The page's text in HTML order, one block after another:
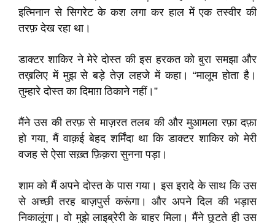
इत्मिनान से सिगरेट के कश लगा कर हाल में एक तस्वीर की
तरफ़ देख रहा था।
डाक्टर शाकिर ने मेरे दोस्त की इस हरकत को बुरा समझा और
तख़लिए में मुझ से बड़े तेज़ लहजे में कहा। “मालूम होता है।
तुम्हारे दोस्त का दिमाग़ ठिकाने नहीं।”
मैंने उस की तरफ़ से माज़रत तलब की और मुआमला रफ़ा दफ़ा
हो गया, मैं वाक़ई बेहद शर्मिंदा था कि डाक्टर शाकिर को मेरी
वजह से ऐसा सख़्त फ़िक़रा सुनना पड़ा।
शाम को मैं अपने दोस्त के पास गया। इस इरादे के साथ कि उस
से अच्छी तरह बाज़पुर्स करूंगा। और अपने दिल की भड़ास
निकालूंगा। वो मुझे लाइब्रेरी के बाहर मिला। मैंने छूटते ही उस